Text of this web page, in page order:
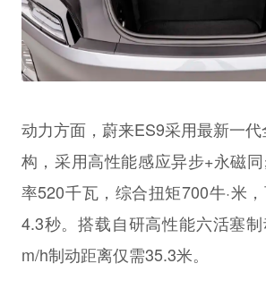
动力方面，蔚来ES9采用最新一
构，采用高性能感应异步+永磁
率520千瓦，综合扭矩700牛·米
4.3秒。搭载自研高性能六活塞
m/h制动距离仅需35.3米。